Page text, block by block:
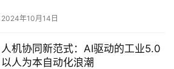
2024年10月14日
人机协同新范式：AI驱动的工业5.0
以人为本自动化浪潮